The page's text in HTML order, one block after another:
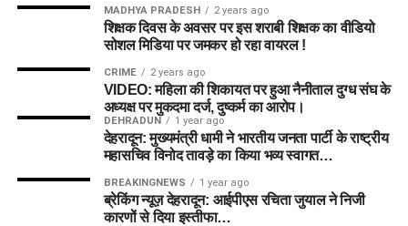
बल्लेबाज (BAT):E Jones, Grace Scrivens, F Sweet
ऑलराउंडर (ALL):Hayley Matthews(C)
Brunt
गेंदबाज (BOWL):Alana King, D Gregory
टीम 2: ग्रैंड लीग रिस्की टीम (Grand
League Strategy)
MADHYA PRADESH 2 years ago
शिक्षक दिवस के अवसर पर इस शराबी शिक्षक का वीडियो
सोशल मिडिया पर जमकर हो रहा वायरल !
CRIME 2 years ago
VIDEO: महिला की शिकायत पर हुआ नैनीताल दुग्ध संघ के
अध्यक्ष पर मुकदमा दर्ज, दुष्कर्म का आरोप।
DEHRADUN 1 year ago
देहरादून: मुख्यमंत्री धामी ने भारतीय जनता पार्टी के राष्ट्रीय
महासचिव विनोद तावड़े का किया भव्य स्वागत…
BREAKINGNEWS 1 year ago
ब्रेकिंग न्यूज़ देहरादून: आईपीएस रचिता जुयाल ने निजी
कारणों से दिया इस्तीफा…